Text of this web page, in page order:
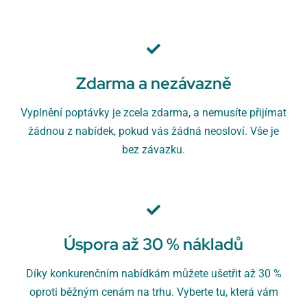
Zdarma a nezávazně
Vyplnění poptávky je zcela zdarma, a nemusíte přijímat
žádnou z nabídek, pokud vás žádná neosloví. Vše je
bez závazku.
Úspora až 30 % nákladů
Díky konkurenčním nabídkám můžete ušetřit až 30 %
oproti běžným cenám na trhu. Vyberte tu, která vám